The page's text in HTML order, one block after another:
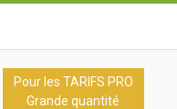
Pour les TARIFS PRO
Grande quantité